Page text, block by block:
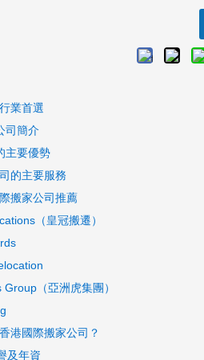
業首選
司簡介
主要優勢
的主要服務
搬家公司推薦
（皇冠搬遷）
（亞洲虎集團）
港國際搬家公司？
及年資